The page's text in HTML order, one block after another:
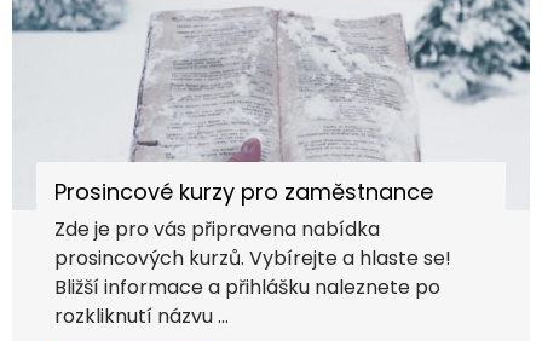
Prosincové kurzy pro zaměstnance
Zde je pro vás připravena nabídka
prosincových kurzů. Vybírejte a hlaste se!
Bližší informace a přihlášku naleznete po
rozkliknutí názvu ...